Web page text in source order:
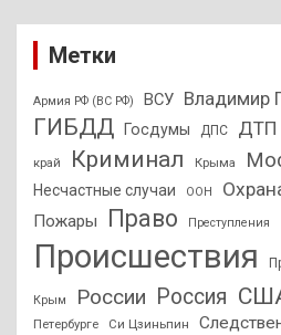
Метки
Армия РФ (ВС РФ) ВСУ Владимир
ГИБДД Госдумы ДПС ДТП
край Криминал Крыма
Несчастные случаи ООН
Пожары Право Преступления
Происшествия
Крым России Россия
Петербурге
Си Цзиньпин